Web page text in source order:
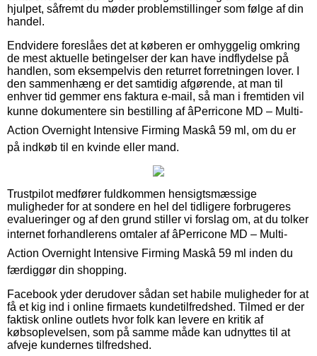
hjulpet, såfremt du møder problemstillinger som følge af din
handel.
Endvidere foreslåes det at køberen er omhyggelig omkring
de mest aktuelle betingelser der kan have indflydelse på
handlen, som eksempelvis den returret forretningen lover. I
den sammenhæng er det samtidig afgørende, at man til
enhver tid gemmer ens faktura e-mail, så man i fremtiden vil
kunne dokumentere sin bestilling af âPerricone MD – Multi-
Action Overnight Intensive Firming Maskâ 59 ml, om du er
på indkøb til en kvinde eller mand.
Trustpilot medfører fuldkommen hensigtsmæssige
muligheder for at sondere en hel del tidligere forbrugeres
evalueringer og af den grund stiller vi forslag om, at du tolker
internet forhandlerens omtaler af âPerricone MD – Multi-
Action Overnight Intensive Firming Maskâ 59 ml inden du
færdiggør din shopping.
Facebook yder derudover sådan set habile muligheder for at
få et kig ind i online firmaets kundetilfredshed. Tilmed er der
faktisk online outlets hvor folk kan levere en kritik af
købsoplevelsen, som på samme måde kan udnyttes til at
afveje kundernes tilfredshed.